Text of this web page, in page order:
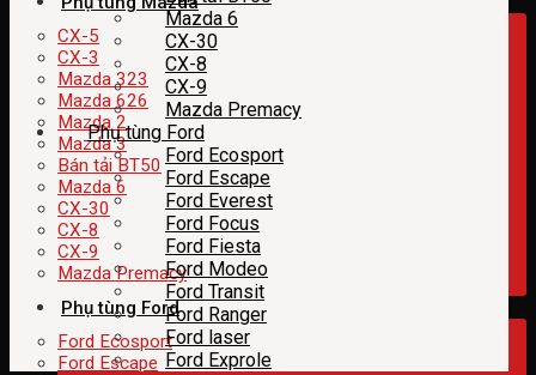
CX-5
CX-3
Mazda 323
Mazda 626
Mazda 2
Mazda 3
Bán tải BT50
Mazda 6
CX-30
CX-8
CX-9
Mazda Premacy
Phụ tùng Ford
Ford Ecosport
Ford Escape
Mazda 6
CX-30
CX-8
CX-9
Mazda Premacy
Phụ tùng Ford
Ford Ecosport
Ford Escape
Ford Everest
Ford Focus
Ford Fiesta
Ford Modeo
Ford Transit
Ford Ranger
Ford laser
Ford Exprole